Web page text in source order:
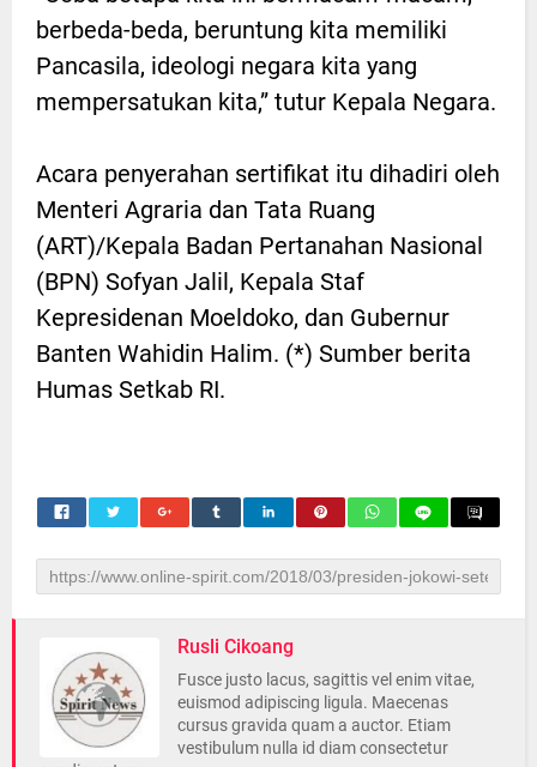
berbeda-beda, beruntung kita memiliki
Pancasila, ideologi negara kita yang
mempersatukan kita,” tutur Kepala Negara.
Acara penyerahan sertifikat itu dihadiri oleh
Menteri Agraria dan Tata Ruang
(ART)/Kepala Badan Pertanahan Nasional
(BPN) Sofyan Jalil, Kepala Staf
Kepresidenan Moeldoko, dan Gubernur
Banten Wahidin Halim. (*) Sumber berita
Humas Setkab RI.
Rusli Cikoang
Fusce justo lacus, sagittis vel enim vitae,
euismod adipiscing ligula. Maecenas
cursus gravida quam a auctor. Etiam
vestibulum nulla id diam consectetur